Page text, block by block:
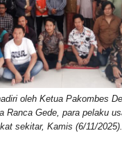
oleh Ketua Pakombes
Ranca Gede, para pelaku
sekitar, Kamis (6/11/2025).